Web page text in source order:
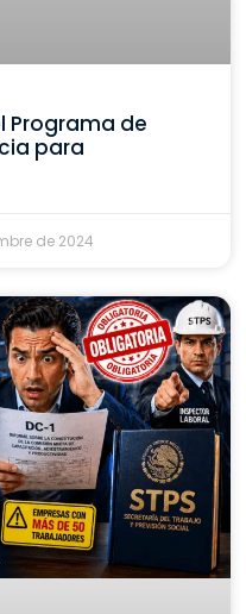
Programa de
para
de 2024